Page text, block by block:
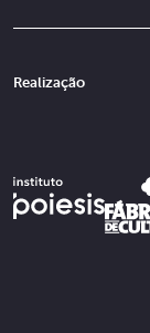
Realização